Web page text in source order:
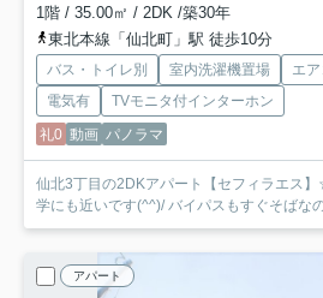
1階 / 35.00㎡ / 2DK /築30年
東北本線「仙北町」駅 徒歩10分
バス・トイレ別 室内洗濯機置場 エ
電気有
TVモニタ付インターホン
礼0 動画 パノラマ
仙北3丁目の2DKアパート【セフィラエス】☆ スーパー、仙北小学
学にも近いです(^^)/ バイパスもすぐそば
アパート